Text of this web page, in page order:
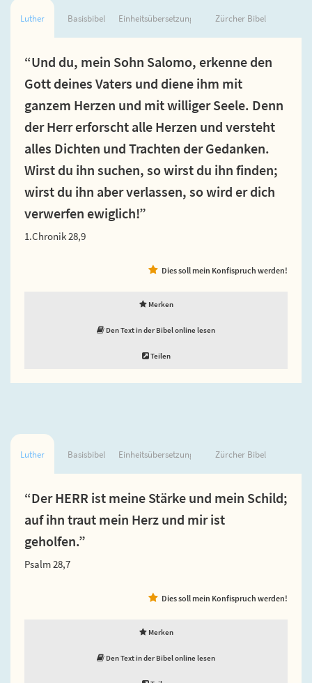
Luther Basisbibel Einheitsübersetzung Zürcher Bibel
“Und du, mein Sohn Salomo, erkenne den
Gott deines Vaters und diene ihm mit
ganzem Herzen und mit williger Seele. Denn
der Herr erforscht alle Herzen und versteht
alles Dichten und Trachten der Gedanken.
Wirst du ihn suchen, so wirst du ihn finden;
wirst du ihn aber verlassen, so wird er dich
verwerfen ewiglich!”
1.Chronik 28,9
Dies soll mein Konfispruch werden!
Merken
Den Text in der Bibel online lesen
Teilen
Luther Basisbibel Einheitsübersetzung Zürcher Bibel
“Der HERR ist meine Stärke und mein Schild;
auf ihn traut mein Herz und mir ist
geholfen.”
Psalm 28,7
Dies soll mein Konfispruch werden!
Merken
Den Text in der Bibel online lesen